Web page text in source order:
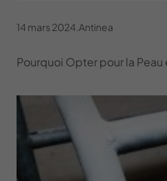
14 mars 2024 Antinea
Pourquoi Opter pour la